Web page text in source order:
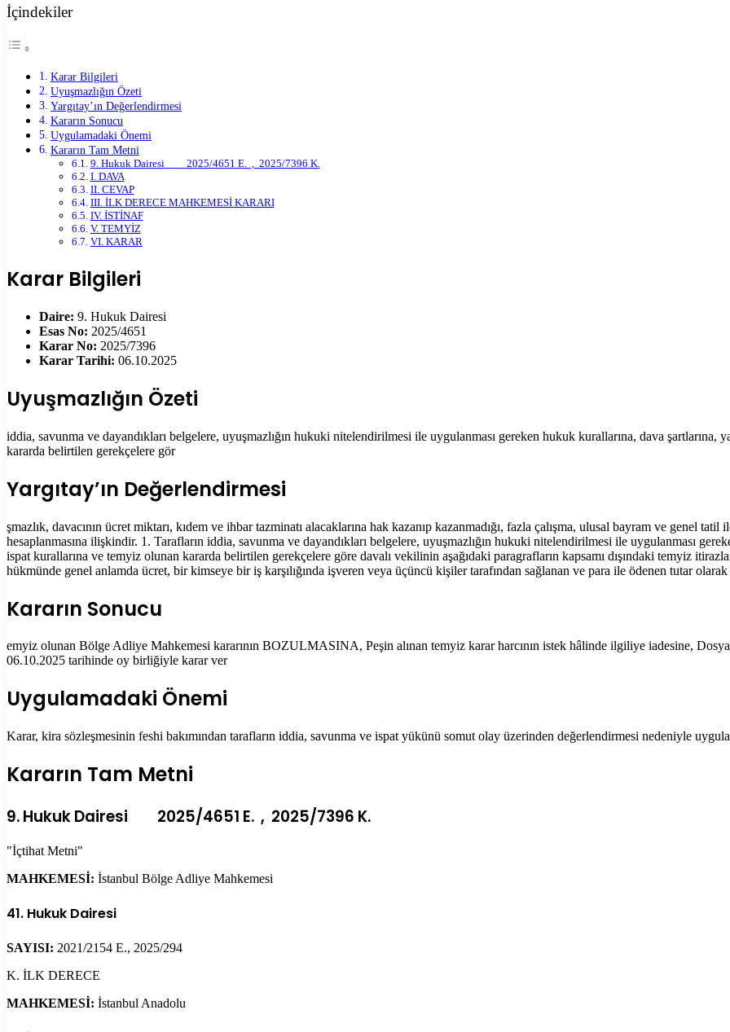
İçindekiler
Karar Bilgileri
Uyuşmazlığın Özeti
Yargıtay’ın Değerlendirmesi
Kararın Sonucu
Uygulamadaki Önemi
Kararın Tam Metni
9. Hukuk Dairesi 2025/4651 E. , 2025/7396 K.
I. DAVA
II. CEVAP
III. İLK DERECE MAHKEMESİ KARARI
IV. İSTİNAF
V. TEMYİZ
VI. KARAR
Karar Bilgileri
Daire: 9. Hukuk Dairesi
Esas No: 2025/4651
Karar No: 2025/7396
Karar Tarihi: 06.10.2025
Uyuşmazlığın Özeti
iddia, savunma ve dayandıkları belgelere, uyuşmazlığın hukuki nitelendirilmesi ile uygulanması gereken hukuk kurallarına, dava
kararda belirtilen gerekçelere gör
Yargıtay’ın Değerlendirmesi
şmazlık, davacının ücret miktarı, kıdem ve ihbar tazminatı alacaklarına hak kazanıp kazanmadığı, fazla çalışma, ulusal bayram ve genel
hesaplanmasına ilişkindir. 1. Tarafların iddia, savunma ve dayandıkları belgelere, uyuşmazlığın hukuki nitelendirilmesi ile uygulanması
ispat kurallarına ve temyiz olunan kararda belirtilen gerekçelere göre davalı vekilinin aşağıdaki paragrafların kapsamı dışındaki temyiz
hükmünde genel anlamda ücret, bir kimseye bir iş karşılığında işveren veya üçüncü kişiler tarafından sağlanan ve para ile ödenen tutar olarak
Kararın Sonucu
emyiz olunan Bölge Adliye Mahkemesi kararının BOZULMASINA, Peşin alınan temyiz karar harcının istek hâlinde ilgiliye iadesine,
06.10.2025 tarihinde oy birliğiyle karar ver
Uygulamadaki Önemi
Karar, kira sözleşmesinin feshi bakımından tarafların iddia, savunma ve ispat yükünü somut olay üzerinden değerlendirmesi nedeniyle
Kararın Tam Metni
9. Hukuk Dairesi 2025/4651 E. , 2025/7396 K.
"İçtihat Metni"
MAHKEMESİ: İstanbul Bölge Adliye Mahkemesi
41. Hukuk Dairesi
SAYISI: 2021/2154 E., 2025/294
K. İLK DERECE
MAHKEMESİ: İstanbul Anadolu